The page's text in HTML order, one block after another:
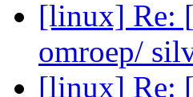
[linux] Re:
omroep/
[linux] Re: